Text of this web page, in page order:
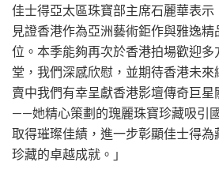
佳士得亞太區珠寶部主席石麗華表
見證香港作為亞洲藝術鉅作與雅逸
位。本季能夠再次於香港拍場歡迎
堂，我們深感欣慰，並期待香港未
賣中我們有幸呈獻香港影壇傳奇巨
——她精心策劃的瑰麗珠寶珍藏吸引
取得璀璨佳績，進一步彰顯佳士得
珍藏的卓越成就。」